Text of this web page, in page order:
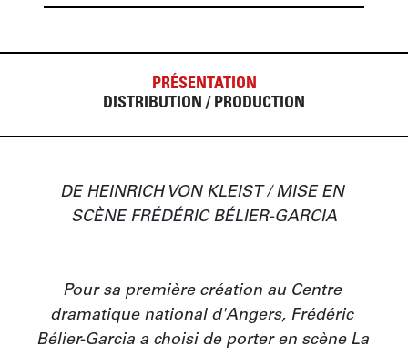
PRÉSENTATION
DISTRIBUTION / PRODUCTION
DE HEINRICH VON KLEIST / MISE EN
SCÈNE FRÉDÉRIC BÉLIER-GARCIA
Pour sa première création au Centre
dramatique national d'Angers, Frédéric
Bélier-Garcia a choisi de porter en scène La